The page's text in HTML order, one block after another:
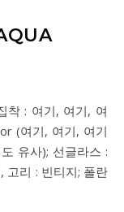
(여기, 여기, 여기
유사); 선글라스 :
고리 : 빈티지; 폴란